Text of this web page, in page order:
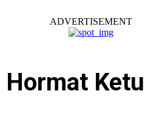
ADVERTISEMENT